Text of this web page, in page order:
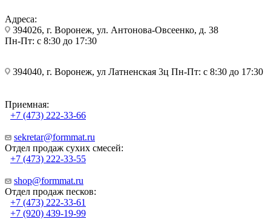
Адреса:
394026, г. Воронеж, ул. Антонова-Овсеенко, д. 38
Пн-Пт: с 8:30 до 17:30
394040, г. Воронеж, ул Латненская 3ц Пн-Пт: с 8:30 до 17:30
Приемная:
+7 (473) 222-33-66
sekretar@formmat.ru
Отдел продаж сухих смесей:
+7 (473) 222-33-55
shop@formmat.ru
Отдел продаж песков:
+7 (473) 222-33-61
+7 (920) 439-19-99